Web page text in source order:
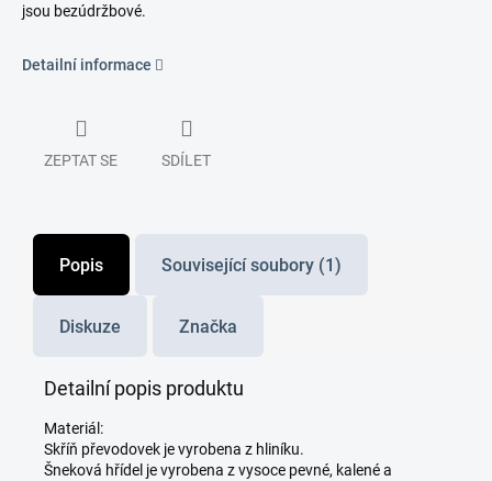
jsou bezúdržbové.
Detailní informace
ZEPTAT SE SDÍLET
Popis Související soubory (1)
Diskuze Značka
Detailní popis produktu
Materiál:
Skříň převodovek je vyrobena z hliníku.
Šneková hřídel je vyrobena z vysoce pevné, kalené a